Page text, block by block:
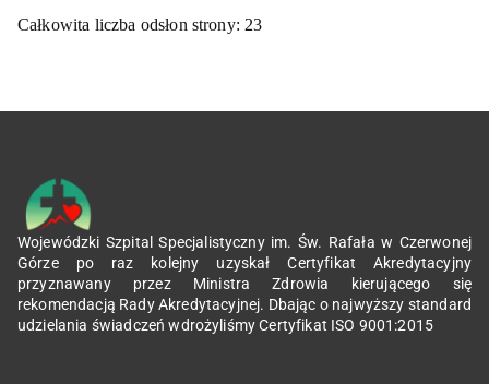
Całkowita liczba odsłon strony: 23
Wojewódzki Szpital Specjalistyczny im. Św. Rafała w Czerwonej
Górze po raz kolejny uzyskał Certyfikat Akredytacyjny
przyznawany przez Ministra Zdrowia kierującego się
rekomendacją Rady Akredytacyjnej. Dbając o najwyższy standard
udzielania świadczeń wdrożyliśmy Certyfikat ISO 9001:2015